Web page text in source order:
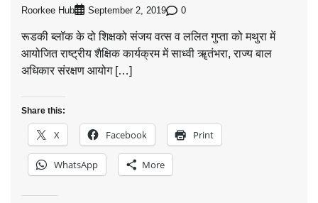
Roorkee Hub September 2, 2019 0
रूडकी ब्लॉक के दो शिक्षको संजय वत्स व ललित गुप्ता को मथुरा में
आयोजित राष्ट्रीय शैक्षिक कार्यक्रम में साध्वी ॠतंभरा, राज्य बाल
अधिकार संरक्षण आयोग […]
Share this:
X Facebook Print
WhatsApp More